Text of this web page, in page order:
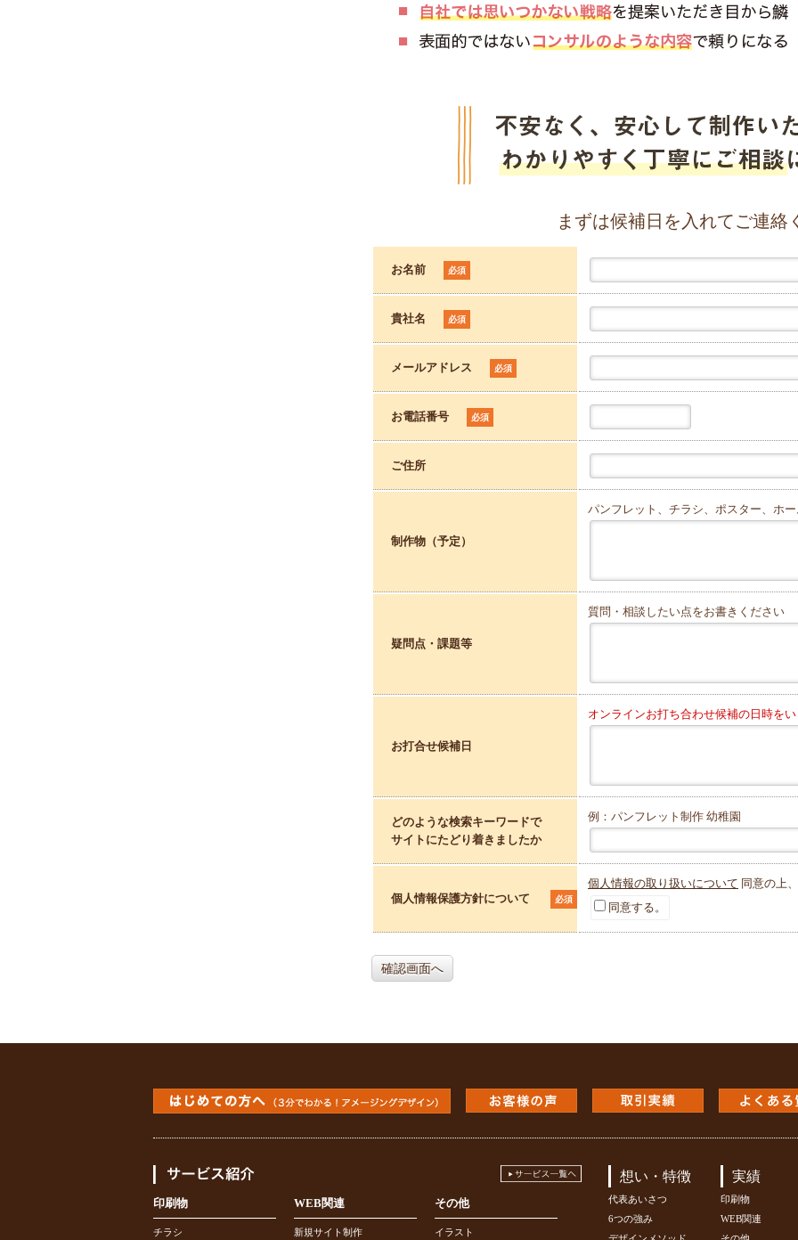
まずは候補日を入れてご連絡
お名前 必須
貴社名 必須
メールアドレス 必須
お電話番号 必須
ご住所
制作物（予定）
パンフレット、チラシ、ポスター、ホ
疑問点・課題等
質問・相談したい点をお書きください
お打合せ候補日
オンラインお打ち合わせ候補の日時を
どのような検索キーワードで
サイトにたどり着きましたか
例：パンフレット制作 幼稚園
個人情報保護方針について 必須
個人情報の取り扱いについて 同意の上
同意する。
確認画面へ
印刷物
チラシ
WEB関連
新規サイト制作
その他
イラスト
想い・特徴
代表あいさつ
6つの強み
実績
印刷物
WEB関連